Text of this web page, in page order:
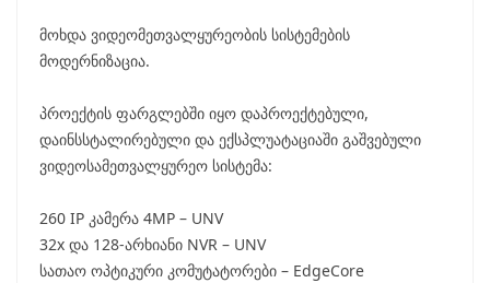
მოხდა ვიდეომეთვალყურეობის სისტემების
მოდერნიზაცია.
პროექტის ფარგლებში იყო დაპროექტებული,
დაინსსტალირებული და ექსპლუატაციაში გაშვებული
ვიდეოსამეთვალყურეო სისტემა:
260 IP კამერა 4MP – UNV
32х და 128-არხიანი NVR – UNV
სათაო ოპტიკური კომუტატორები – EdgeCore